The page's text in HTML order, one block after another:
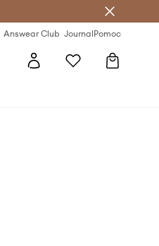
Answear Club JournalPomoc